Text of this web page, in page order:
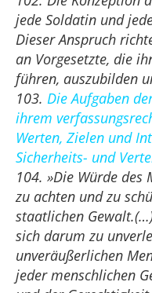
jede Soldatin und
Dieser Anspruch
an Vorgesetzte, die
führen, auszubilden
103. Die Aufgaben
ihrem
Werten, Zielen und
Sicherheits- und
104. »Die Würde des
zu achten und zu
staatlichen
sich darum zu
unveräußerlichen
jeder menschlichen